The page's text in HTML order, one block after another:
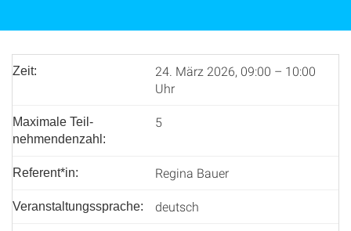
Zeit:
24. März 2026, 09:00 – 10:00
Uhr
Maximale Teil­
nehmenden­zahl:
5
Referent*in: Regina Bauer
Veranstaltungssprache: deutsch